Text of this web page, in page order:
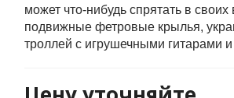
может что-нибудь спрятать в
подвижные фетровые крылья,
троллей с игрушечными